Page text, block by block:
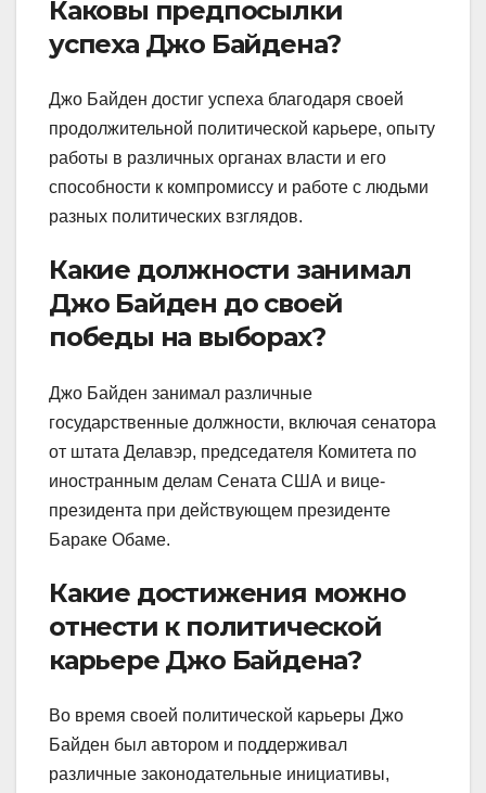
Каковы предпосылки
успеха Джо Байдена?
Джо Байден достиг успеха благодаря своей
продолжительной политической карьере, опыту
работы в различных органах власти и его
способности к компромиссу и работе с людьми
разных политических взглядов.
Какие должности занимал
Джо Байден до своей
победы на выборах?
Джо Байден занимал различные
государственные должности, включая сенатора
от штата Делавэр, председателя Комитета по
иностранным делам Сената США и вице-
президента при действующем президенте
Бараке Обаме.
Какие достижения можно
отнести к политической
карьере Джо Байдена?
Во время своей политической карьеры Джо
Байден был автором и поддерживал
различные законодательные инициативы,